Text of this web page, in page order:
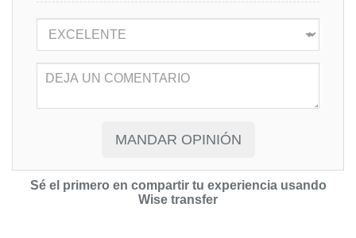
Sé el primero en compartir tu experiencia usando
Wise transfer